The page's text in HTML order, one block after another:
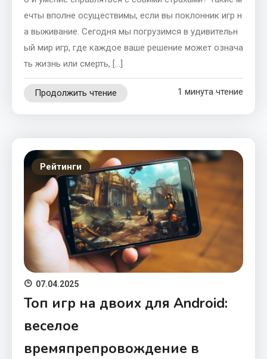
ечты вполне осуществимы, если вы поклонник игр н
а выживание. Сегодня мы погрузимся в удивительн
ый мир игр, где каждое ваше решение может означа
ть жизнь или смерть, […]
Продолжить чтение 1 минута чтение
Рейтинги
07.04.2025
Топ игр на двоих для Android:
веселое
времяпрепровождение в